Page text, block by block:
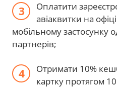
Оплатити
авіаквитки на
мобільному застосунку
партнерів;
Отримати 10%
картку протягом